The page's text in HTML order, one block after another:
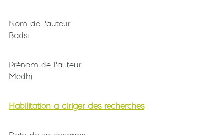
Nom de l'auteur
Badsi
Prénom de l'auteur
Medhi
Habilitation à diriger des recherches